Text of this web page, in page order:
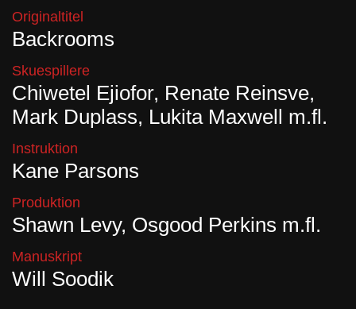
Originaltitel
Backrooms
Skuespillere
Chiwetel Ejiofor, Renate Reinsve,
Mark Duplass, Lukita Maxwell m.fl.
Instruktion
Kane Parsons
Produktion
Shawn Levy, Osgood Perkins m.fl.
Manuskript
Will Soodik